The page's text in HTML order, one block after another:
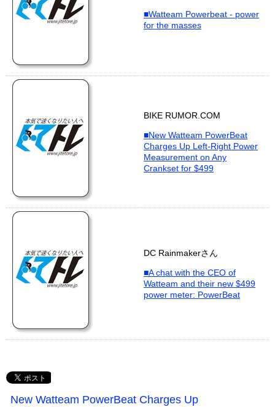
■Watteam Powerbeat - power
for the masses
BIKE RUMOR.COM
■New Watteam PowerBeat
Charges Up Left-Right Power
Measurement on Any
Crankset for $499
DC Rainmakerさん
■A chat with the CEO of
Watteam and their new $499
power meter: PowerBeat
New Watteam PowerBeat Charges Up